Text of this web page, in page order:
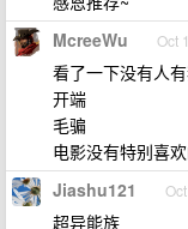
McreeWu Oct
看了一下没有人
开端
毛骗
电影没有特别喜
Jiashu121
超异能族